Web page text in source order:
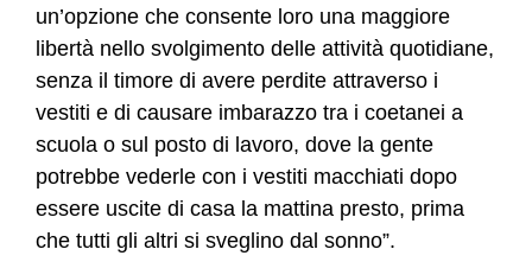
un’opzione che consente loro una maggiore
libertà nello svolgimento delle attività quotidiane,
senza il timore di avere perdite attraverso i
vestiti e di causare imbarazzo tra i coetanei a
scuola o sul posto di lavoro, dove la gente
potrebbe vederle con i vestiti macchiati dopo
essere uscite di casa la mattina presto, prima
che tutti gli altri si sveglino dal sonno”.